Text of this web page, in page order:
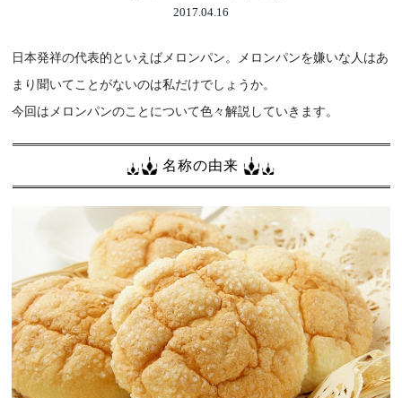
2017.04.16
日本発祥の代表的といえばメロンパン。メロンパンを嫌いな人はあ
まり聞いてことがないのは私だけでしょうか。
今回はメロンパンのことについて色々解説していきます。
名称の由来